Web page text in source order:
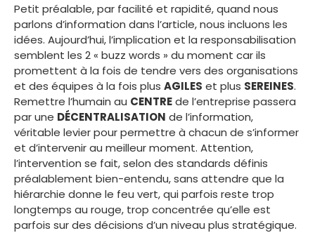
Petit préalable, par facilité et rapidité, quand nous
parlons d’information dans l’article, nous incluons les
idées. Aujourd’hui, l’implication et la responsabilisation
semblent les 2 « buzz words » du moment car ils
promettent à la fois de tendre vers des organisations
et des équipes à la fois plus AGILES et plus SEREINES.
Remettre l’humain au CENTREde l’entreprise passera
par une DÉCENTRALISATION de l’information,
véritable levier pour permettre à chacun de s’informer
et d’intervenir au meilleur moment. Attention,
l’intervention se fait, selon des standards définis
préalablement bien-entendu, sans attendre que la
hiérarchie donne le feu vert, qui parfois reste trop
longtemps au rouge, trop concentrée qu’elle est
parfois sur des décisions d’un niveau plus stratégique.